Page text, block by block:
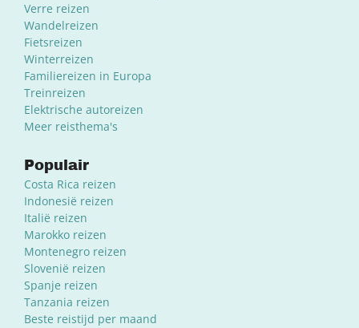
Verre reizen
Wandelreizen
Fietsreizen
Winterreizen
Familiereizen in Europa
Treinreizen
Elektrische autoreizen
Meer reisthema's
Populair
Costa Rica reizen
Indonesië reizen
Italië reizen
Marokko reizen
Montenegro reizen
Slovenië reizen
Spanje reizen
Tanzania reizen
Beste reistijd per maand